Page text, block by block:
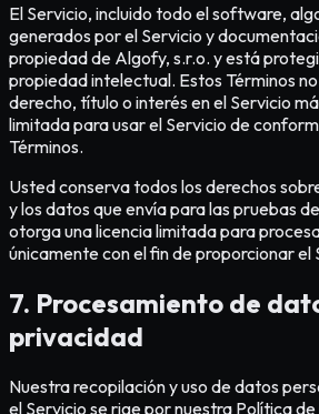
El Servicio, incluido todo el software,
generados por el Servicio y
propiedad de Algofy, s.r.o. y está
propiedad intelectual. Estos Términos
derecho, título o interés en el Servicio
limitada para usar el Servicio de
Términos.
Usted conserva todos los derechos
y los datos que envía para las pruebas
otorga una licencia limitada para
únicamente con el fin de proporcionar el
7. Procesamiento de
privacidad
Nuestra recopilación y uso de datos
el Servicio se rige por nuestra Política